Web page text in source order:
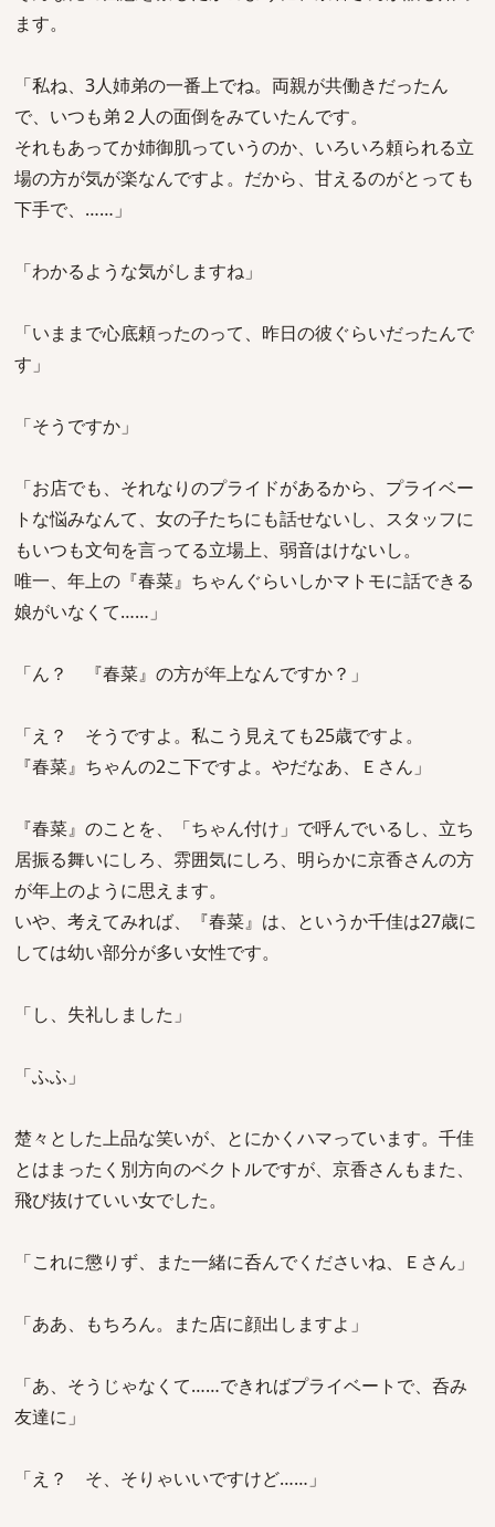
ます。
「私ね、3人姉弟の一番上でね。両親が共働きだったん
で、いつも弟２人の面倒をみていたんです。
それもあってか姉御肌っていうのか、いろいろ頼られる立
場の方が気が楽なんですよ。だから、甘えるのがとっても
下手で、……」
「わかるような気がしますね」
「いままで心底頼ったのって、昨日の彼ぐらいだったんで
す」
「そうですか」
「お店でも、それなりのプライドがあるから、プライベー
トな悩みなんて、女の子たちにも話せないし、スタッフに
もいつも文句を言ってる立場上、弱音はけないし。
唯一、年上の『春菜』ちゃんぐらいしかマトモに話できる
娘がいなくて……」
「ん？ 『春菜』の方が年上なんですか？」
「え？ そうですよ。私こう見えても25歳ですよ。
『春菜』ちゃんの2こ下ですよ。やだなあ、Ｅさん」
『春菜』のことを、「ちゃん付け」で呼んでいるし、立ち
居振る舞いにしろ、雰囲気にしろ、明らかに京香さんの方
が年上のように思えます。
いや、考えてみれば、『春菜』は、というか千佳は27歳に
しては幼い部分が多い女性です。
「し、失礼しました」
「ふふ」
楚々とした上品な笑いが、とにかくハマっています。千佳
とはまったく別方向のベクトルですが、京香さんもまた、
飛び抜けていい女でした。
「これに懲りず、また一緒に呑んでくださいね、Ｅさん」
「ああ、もちろん。また店に顔出しますよ」
「あ、そうじゃなくて……できればプライベートで、呑み
友達に」
「え？ そ、そりゃいいですけど……」